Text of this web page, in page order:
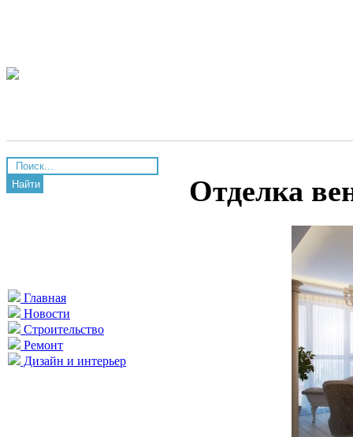
Найти
Главная
Новости
Строительство
Ремонт
Дизайн и интерьер
Отделка